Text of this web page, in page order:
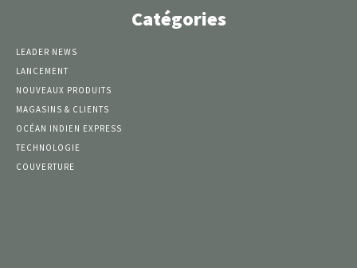
Catégories
LEADER NEWS
LANCEMENT
NOUVEAUX PRODUITS
MAGASINS & CLIENTS
OCÉAN INDIEN EXPRESS
TECHNOLOGIE
COUVERTURE